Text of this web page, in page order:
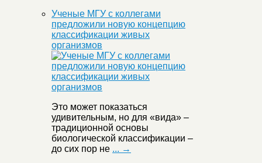
Ученые МГУ с коллегами
предложили новую концепцию
классификации живых
организмов
Это может показаться
удивительным, но для «вида» –
традиционной основы
биологической классификации –
до сих пор не ... →